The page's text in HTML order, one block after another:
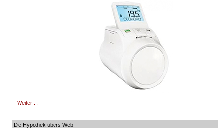
Weiter ...
Die Hypothek übers Web